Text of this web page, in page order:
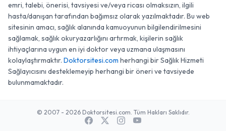
emri, talebi, önerisi, tavsiyesi ve/veya ricası olmaksızın, ilgili
hasta/danışan tarafından bağımsız olarak yazılmaktadır. Bu web
sitesinin amacı, sağlık alanında kamuoyunun bilgilendirilmesini
sağlamak, sağlık okuryazarlığını artırmak, kişilerin sağlık
ihtiyaçlarına uygun en iyi doktor veya uzmana ulaşmasını
kolaylaştırmaktır. Doktorsitesi.com herhangi bir Sağlık Hizmeti
Sağlayıcısını desteklemeyip herhangi bir öneri ve tavsiyede
bulunmamaktadır.
© 2007 - 2026 Doktorsitesi.com. Tüm Hakları Saklıdır.